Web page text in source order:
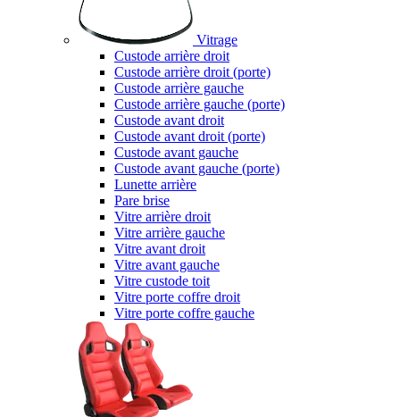
Vitrage
Custode arrière droit
Custode arrière droit (porte)
Custode arrière gauche
Custode arrière gauche (porte)
Custode avant droit
Custode avant droit (porte)
Custode avant gauche
Custode avant gauche (porte)
Lunette arrière
Pare brise
Vitre arrière droit
Vitre arrière gauche
Vitre avant droit
Vitre avant gauche
Vitre custode toit
Vitre porte coffre droit
Vitre porte coffre gauche